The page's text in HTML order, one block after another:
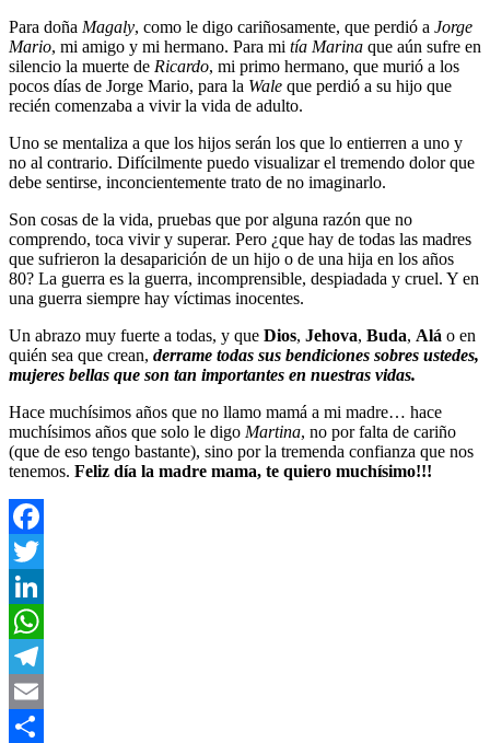
Para doña Magaly, como le digo cariñosamente, que perdió a Jorge
Mario, mi amigo y mi hermano. Para mi tía Marina que aún sufre en
silencio la muerte de Ricardo, mi primo hermano, que murió a los
pocos días de Jorge Mario, para la Wale que perdió a su hijo que
recién comenzaba a vivir la vida de adulto.
Uno se mentaliza a que los hijos serán los que lo entierren a uno y
no al contrario. Difícilmente puedo visualizar el tremendo dolor que
debe sentirse, inconcientemente trato de no imaginarlo.
Son cosas de la vida, pruebas que por alguna razón que no
comprendo, toca vivir y superar. Pero ¿que hay de todas las madres
que sufrieron la desaparición de un hijo o de una hija en los años
80? La guerra es la guerra, incomprensible, despiadada y cruel. Y en
una guerra siempre hay víctimas inocentes.
Un abrazo muy fuerte a todas, y que Dios, Jehova, Buda, Alá o en
quién sea que crean, derrame todas sus bendiciones sobres ustedes,
mujeres bellas que son tan importantes en nuestras vidas.
Hace muchísimos años que no llamo mamá a mi madre… hace
muchísimos años que solo le digo Martina, no por falta de cariño
(que de eso tengo bastante), sino por la tremenda confianza que nos
tenemos. Feliz día la madre mama, te quiero muchísimo!!!
Facebook
Twitter
LinkedIn
WhatsApp
Telegram
Email